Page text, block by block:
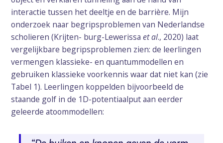
interactie tussen het deeltje en de barrière. Mijn
onderzoek naar begripsproblemen van Nederlandse
scholieren (Krijten- burg-Lewerissa et al., 2020) laat
vergelijkbare begripsproblemen zien: de leerlingen
vermengen klassieke- en quantummodellen en
gebruiken klassieke voorkennis waar dat niet kan (zie
Tabel 1). Leerlingen koppelden bijvoorbeeld de
staande golf in de 1D-potentiaalput aan eerder
geleerde atoommodellen: